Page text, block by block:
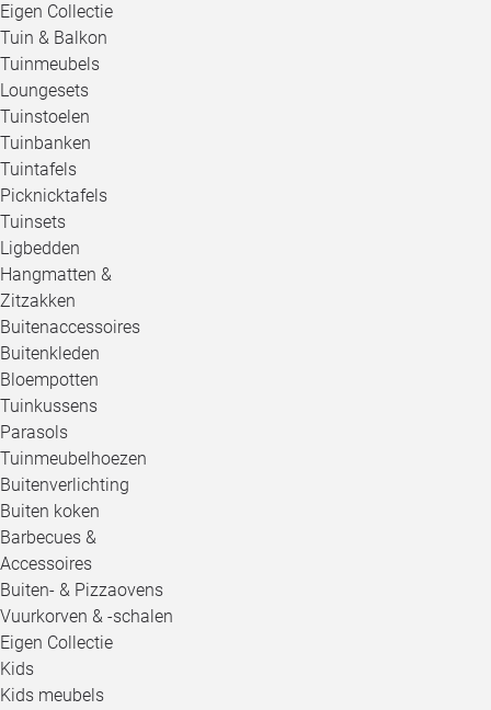
Eigen Collectie
Tuin & Balkon
Tuinmeubels
Loungesets
Tuinstoelen
Tuinbanken
Tuintafels
Picknicktafels
Tuinsets
Ligbedden
Hangmatten &
Zitzakken
Buitenaccessoires
Buitenkleden
Bloempotten
Tuinkussens
Parasols
Tuinmeubelhoezen
Buitenverlichting
Buiten koken
Barbecues &
Accessoires
Buiten- & Pizzaovens
Vuurkorven & -schalen
Eigen Collectie
Kids
Kids meubels